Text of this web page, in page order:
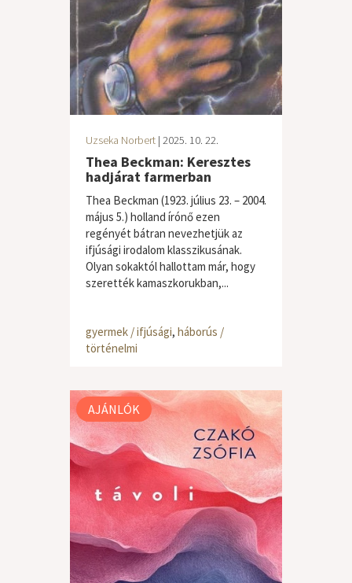
Uzseka Norbert | 2025. 10. 22.
Thea Beckman: Keresztes
hadjárat farmerban
Thea Beckman (1923. július 23. – 2004.
május 5.) holland írónő ezen
regényét bátran nevezhetjük az
ifjúsági irodalom klasszikusának.
Olyan sokaktól hallottam már, hogy
szerették kamaszkorukban,...
gyermek / ifjúsági, háborús /
történelmi
AJÁNLÓK